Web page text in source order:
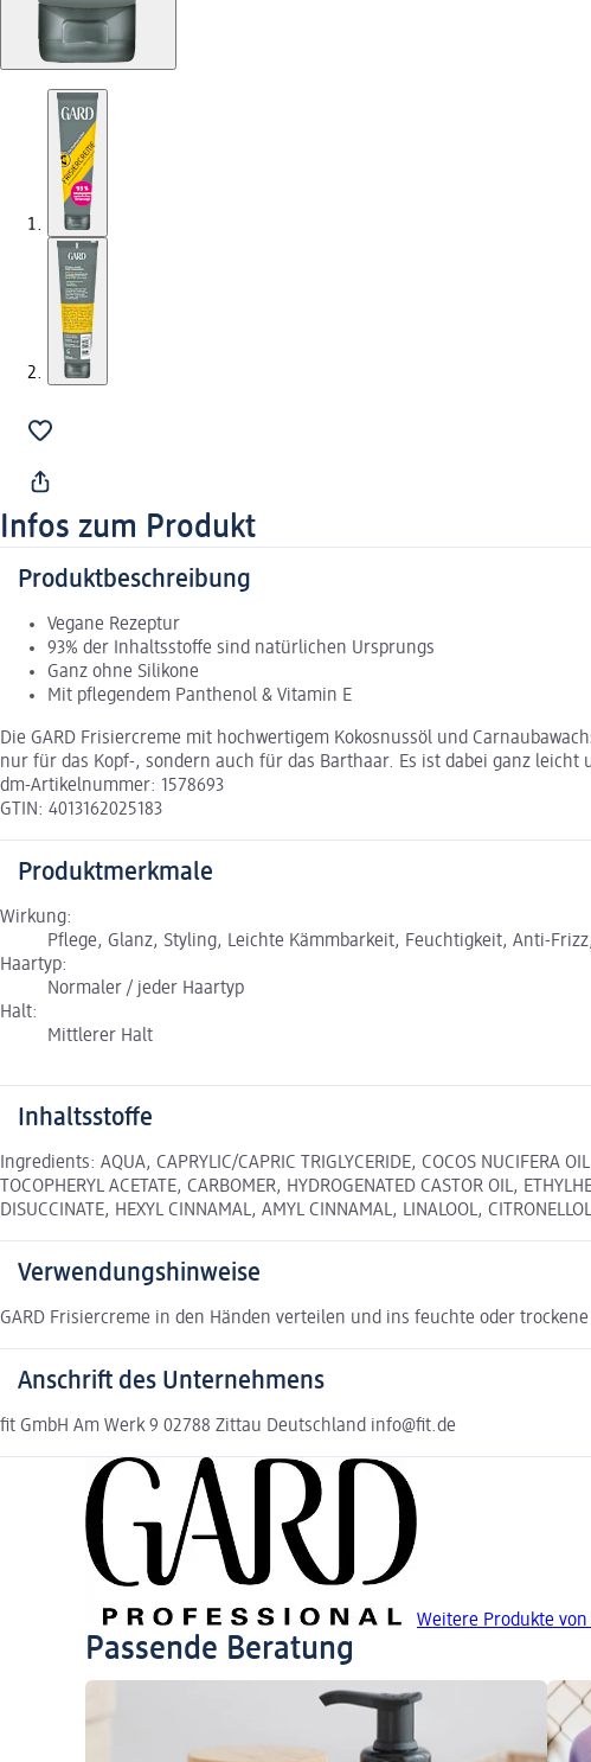
Infos zum Produkt
Produktbeschreibung
Vegane Rezeptur
93% der Inhaltsstoffe sind natürlichen Ursprungs
Ganz ohne Silikone
Mit pflegendem Panthenol & Vitamin E
Die GARD Frisiercreme mit hochwertigem Kokosnussöl und
nur für das Kopf-, sondern auch für das Barthaar. Es ist dabei ganz
dm-Artikelnummer: 1578693
GTIN: 4013162025183
Produktmerkmale
Wirkung:
Pflege, Glanz, Styling, Leichte Kämmbarkeit, Feuchtigkeit, Anti-
Haartyp:
Normaler / jeder Haartyp
Halt:
Mittlerer Halt
Inhaltsstoffe
Ingredients: AQUA, CAPRYLIC/CAPRIC TRIGLYCERIDE, COCOS NUCIFERA
TOCOPHERYL ACETATE, CARBOMER, HYDROGENATED CASTOR OIL,
DISUCCINATE, HEXYL CINNAMAL, AMYL CINNAMAL, LINALOOL,
Verwendungshinweise
GARD Frisiercreme in den Händen verteilen und ins feuchte oder
Anschrift des Unternehmens
fit GmbH Am Werk 9 02788 Zittau Deutschland info@fit.de
Weitere Produkte von
Passende Beratung